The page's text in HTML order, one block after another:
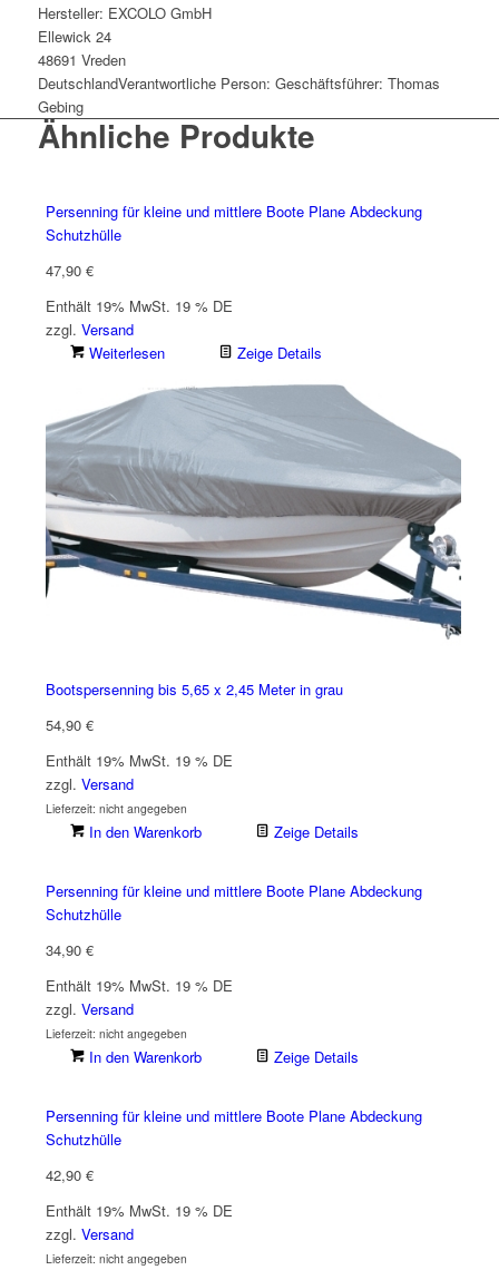
Hersteller: EXCOLO GmbH
Ellewick 24
48691 Vreden
DeutschlandVerantwortliche Person: Geschäftsführer: Thomas
Gebing
Ähnliche Produkte
Persenning für kleine und mittlere Boote Plane Abdeckung
Schutzhülle
47,90 €
Enthält 19% MwSt. 19 % DE
zzgl. Versand
Weiterlesen
Zeige Details
Bootspersenning bis 5,65 x 2,45 Meter in grau
54,90 €
Enthält 19% MwSt. 19 % DE
zzgl. Versand
Lieferzeit: nicht angegeben
In den Warenkorb Zeige Details
Persenning für kleine und mittlere Boote Plane Abdeckung
Schutzhülle
34,90 €
Enthält 19% MwSt. 19 % DE
zzgl. Versand
Lieferzeit: nicht angegeben
In den Warenkorb Zeige Details
Persenning für kleine und mittlere Boote Plane Abdeckung
Schutzhülle
42,90 €
Enthält 19% MwSt. 19 % DE
zzgl. Versand
Lieferzeit: nicht angegeben